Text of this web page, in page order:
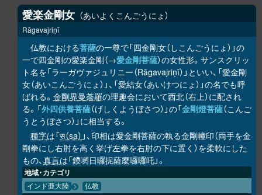
愛楽金剛女 あいよくこんごうにょ
Rāgavajriṇī
仏教における菩薩の一尊で「四金剛女（しこんごうにょ）」の
一で四金剛の愛楽金剛（→愛金剛菩薩）の女性形。サンスクリッ
ト名を「ラーガヴァジュリニー（Rāgavajriṇī）」といい、「愛金剛
女（あいこんごうにょ）」、「愛結女（あいけつにょ）」の名でも呼
ばれる。 金剛界曼荼羅の理趣会において西北（右上）に配され
る。「外四供養菩薩（げしくようぼさつ）」の「金剛燈菩薩（こんご
うとうぼさつ）」に相当する。
種字は「स（sa） 」、印相は愛金剛菩薩の執る金剛幢印（両手を金
剛拳にし右肘を高く挙げ左拳を右肘の下に置く）を柔軟にした
もの、真言は「鑁嚩日囉抳薩麼囉囉吒」。
地域・カテゴリ
インド亜大陸 仏教